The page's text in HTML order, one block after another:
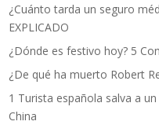
¿Cuánto tarda un seguro
EXPLICADO
¿Dónde es festivo hoy? 5
¿De qué ha muerto Robert
1 Turista española salva a
China